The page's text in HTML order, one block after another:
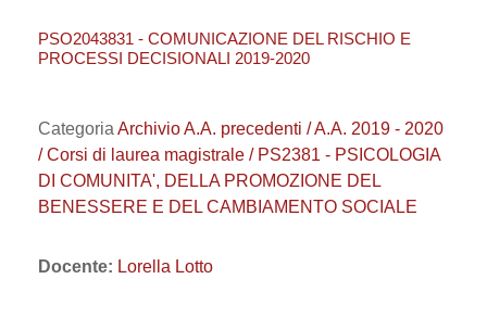
PSO2043831 - COMUNICAZIONE DEL RISCHIO E
PROCESSI DECISIONALI 2019-2020
Categoria Archivio A.A. precedenti / A.A. 2019 - 2020
/ Corsi di laurea magistrale / PS2381 - PSICOLOGIA
DI COMUNITA', DELLA PROMOZIONE DEL
BENESSERE E DEL CAMBIAMENTO SOCIALE
Docente: Lorella Lotto